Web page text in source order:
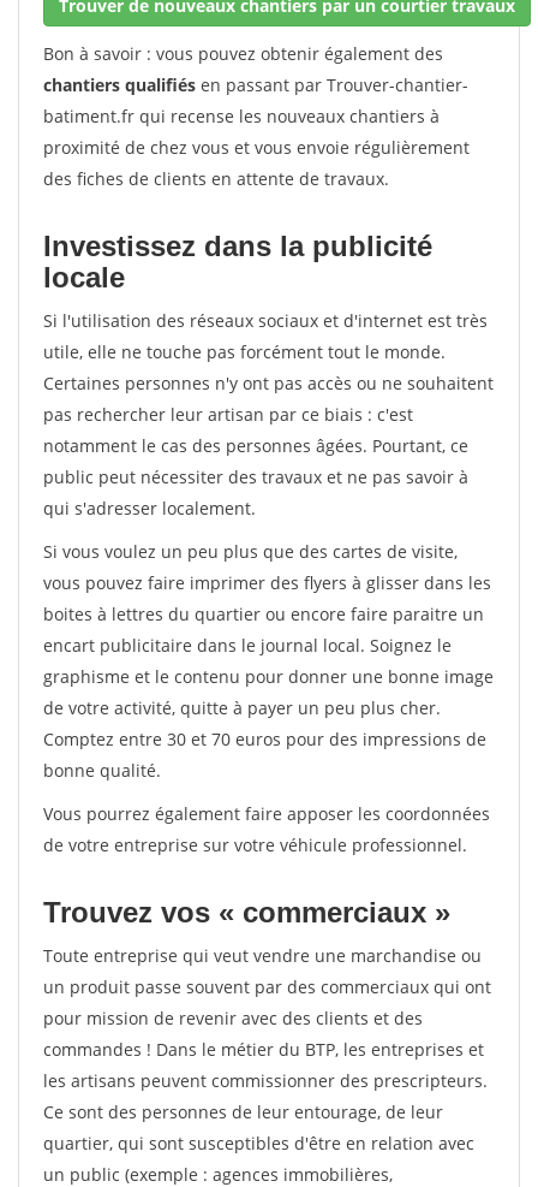
Trouver de nouveaux chantiers par un courtier travaux
Bon à savoir : vous pouvez obtenir également des
chantiers qualifiés en passant par Trouver-chantier-
batiment.fr qui recense les nouveaux chantiers à
proximité de chez vous et vous envoie régulièrement
des fiches de clients en attente de travaux.
Investissez dans la publicité
locale
Si l'utilisation des réseaux sociaux et d'internet est très
utile, elle ne touche pas forcément tout le monde.
Certaines personnes n'y ont pas accès ou ne souhaitent
pas rechercher leur artisan par ce biais : c'est
notamment le cas des personnes âgées. Pourtant, ce
public peut nécessiter des travaux et ne pas savoir à
qui s'adresser localement.
Si vous voulez un peu plus que des cartes de visite,
vous pouvez faire imprimer des flyers à glisser dans les
boites à lettres du quartier ou encore faire paraitre un
encart publicitaire dans le journal local. Soignez le
graphisme et le contenu pour donner une bonne image
de votre activité, quitte à payer un peu plus cher.
Comptez entre 30 et 70 euros pour des impressions de
bonne qualité.
Vous pourrez également faire apposer les coordonnées
de votre entreprise sur votre véhicule professionnel.
Trouvez vos « commerciaux »
Toute entreprise qui veut vendre une marchandise ou
un produit passe souvent par des commerciaux qui ont
pour mission de revenir avec des clients et des
commandes ! Dans le métier du BTP, les entreprises et
les artisans peuvent commissionner des prescripteurs.
Ce sont des personnes de leur entourage, de leur
quartier, qui sont susceptibles d'être en relation avec
un public (exemple : agences immobilières,